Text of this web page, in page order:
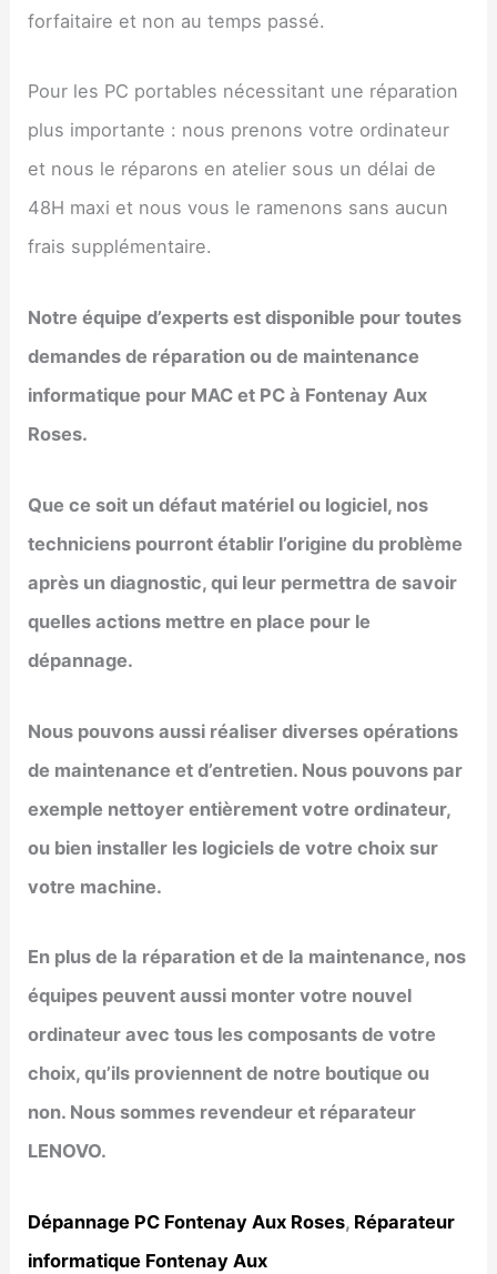
forfaitaire et non au temps passé.
Pour les PC portables nécessitant une réparation
plus importante : nous prenons votre ordinateur
et nous le réparons en atelier sous un délai de
48H maxi et nous vous le ramenons sans aucun
frais supplémentaire.
Notre équipe d’experts est disponible pour toutes
demandes de réparation ou de maintenance
informatique pour MAC et PC à Fontenay Aux
Roses.
Que ce soit un défaut matériel ou logiciel, nos
techniciens pourront établir l’origine du problème
après un diagnostic, qui leur permettra de savoir
quelles actions mettre en place pour le
dépannage.
Nous pouvons aussi réaliser diverses opérations
de maintenance et d’entretien. Nous pouvons par
exemple nettoyer entièrement votre ordinateur,
ou bien installer les logiciels de votre choix sur
votre machine.
En plus de la réparation et de la maintenance, nos
équipes peuvent aussi monter votre nouvel
ordinateur avec tous les composants de votre
choix, qu’ils proviennent de notre boutique ou
non. Nous sommes revendeur et réparateur
LENOVO.
Dépannage PC Fontenay Aux Roses, Réparateur
informatique Fontenay Aux